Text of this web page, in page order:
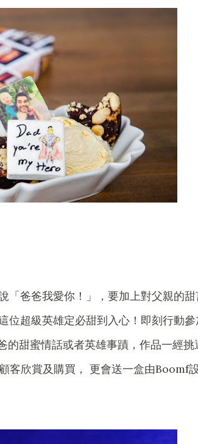
「爸爸我愛你！」，要加上對父親的
位超級英雄定必甜到入心！即刻行動參
的甜蜜情話或者英雄事蹟，作品一經挑
客欣賞及購買， 更會送一盒由Boomf